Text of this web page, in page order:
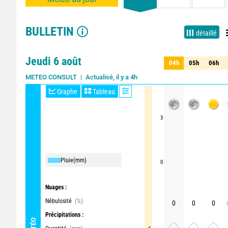
BULLETIN détaillé
Jeudi 6 août
METEO CONSULT Actualisé, il y a 4h
Graphe Tableau
Pluie(mm)
Nuages :
Nébulosité (%)
Précipitations :
3
0
04h 05h 06h
04h 05h 06h
0 0 0